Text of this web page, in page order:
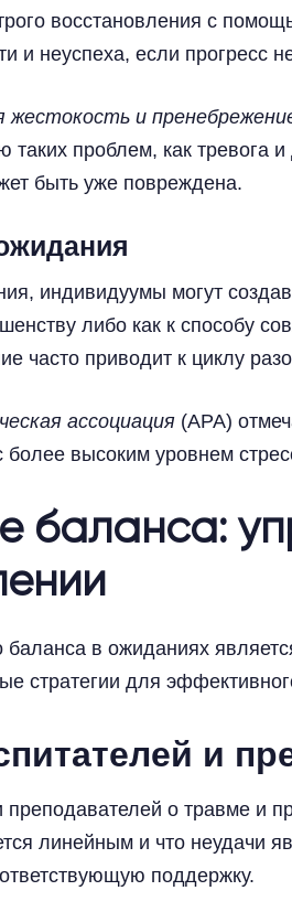
восстановления с
и неуспеха, если прогресс
жестокость и
таких проблем, как тревога
быть уже повреждена.
индивидуумы могут
либо как к способу
часто приводит к циклу
ассоциация (APA)
высоким уровнем
баланса:
в ожиданиях
стратегии для
и
преподавателей о травме и
линейным и что неудачи
поддержку.